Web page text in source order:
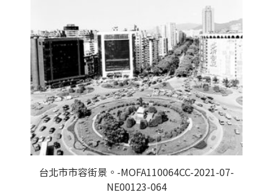
台北市市容街景。-MOFA110064CC-2021-07-
NE00123-064